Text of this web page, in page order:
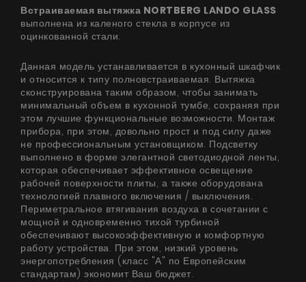
Встраиваемая вытяжка NORTBERG LANDO GLASS
выполнена из каленого стекла в корпусе из
оцинкованной стали.
Данная модель устанавливается в кухонный шкафчик
и относится к типу полновстраиваемая. Вытяжка
сконструирована таким образом, чтобы занимать
минимальный объем в кухонной тумбе, сохраняя при
этом лучшие функциональные возможности. Монтаж
прибора, при этом, довольно прост и под силу даже
не профессиональным установщиком. Подсветку
выполнено в форме элегантной светодиодной ленты,
которая обеспечивает эффективное освещение
рабочей поверхности плиты, а также оборудована
технологией плавного включения / выключения.
Периметральное втягивания воздуха в сочетании с
мощной и одновременно тихой турбиной
обеспечивают высокоэффективную и комфортную
работу устройства. При этом, низкий уровень
энергопотребления (класс "А" по Европейским
стандартам) экономит Ваш бюджет.